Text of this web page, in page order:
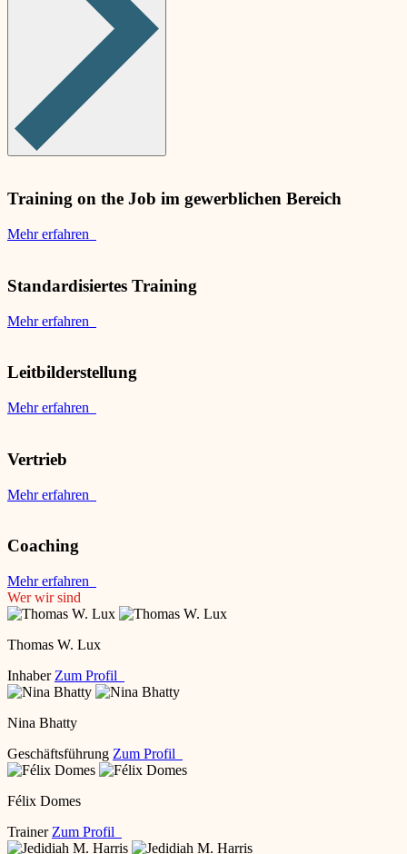
Training on the Job im gewerblichen Bereich
Mehr erfahren
Standardisiertes Training
Mehr erfahren
Leitbilderstellung
Mehr erfahren
Vertrieb
Mehr erfahren
Coaching
Mehr erfahren
Wer wir sind
Thomas W. Lux
Inhaber Zum Profil
Nina Bhatty
Geschäftsführung Zum Profil
Félix Domes
Trainer Zum Profil